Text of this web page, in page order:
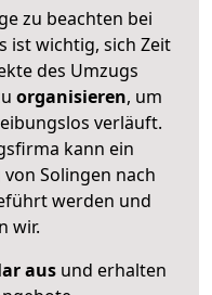
zu beachten bei
ist wichtig, sich Zeit
des Umzugs
organisieren, um
verläuft.
kann ein
Solingen nach
werden und
wir.
ausund erhalten